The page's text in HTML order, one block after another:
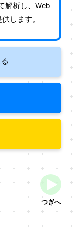
解析し、Web
します。
つぎへ